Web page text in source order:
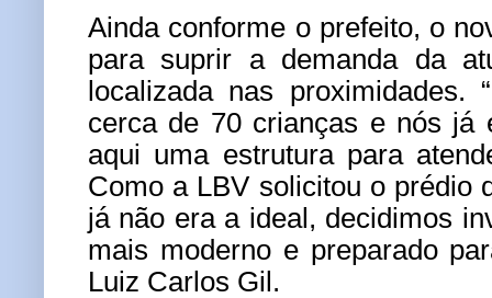
Ainda conforme o prefeito, o
para suprir a demanda da
localizada nas proximidades.
cerca de 70 crianças e nós já
aqui uma estrutura para
Como a LBV solicitou o prédio
já não era a ideal, decidimos
mais moderno e preparado
Luiz Carlos Gil.